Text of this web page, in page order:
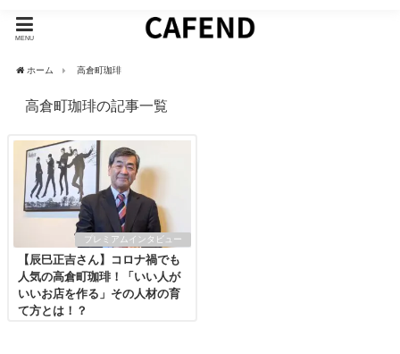
MENU
ホーム 高倉町珈琲
高倉町珈琲の記事一覧
プレミアムインタビュー
【辰巳正吉さん】コロナ禍でも
人気の高倉町珈琲！「いい人が
いいお店を作る」その人材の育
て方とは！？